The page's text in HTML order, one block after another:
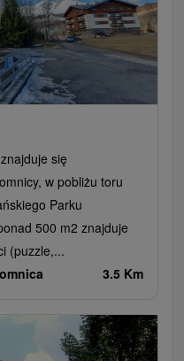
się
w pobliżu toru
Parku
500 m2 znajduje
(puzzle,...
3.5 Km